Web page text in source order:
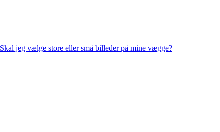
Skal jeg vælge store eller små billeder på mine vægge?